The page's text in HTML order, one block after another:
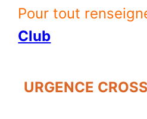
Pour tout
Club
URGENCE